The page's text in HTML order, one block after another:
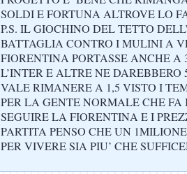
SOLDI E FORTUNA ALTROVE LO
P.S. IL GIOCHINO DEL TETTO
BATTAGLIA CONTRO I MULINI A
FIORENTINA PORTASSE ANCHE A
L’INTER E ALTRE NE
VALE RIMANERE A 1,5 VISTO I
PER LA GENTE NORMALE CHE FA
SEGUIRE LA FIORENTINA E I
PARTITA PENSO CHE UN
PER VIVERE SIA PIU’ CHE